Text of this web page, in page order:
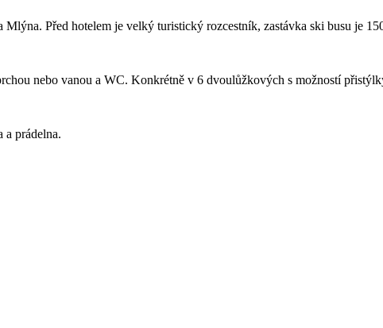
Před hotelem je velký turistický rozcestník, zastávka ski busu je
nebo vanou a WC. Konkrétně v 6 dvoulůžkových s možností
a prádelna.